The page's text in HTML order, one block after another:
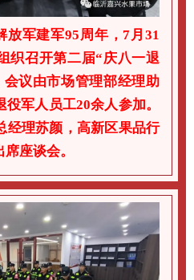
放军建军95周年，7月31
织召开第二届“庆八一退
议由市场管理部经理助
军人员工20余人参加。
经理苏颜，高新区果品行
座谈会。